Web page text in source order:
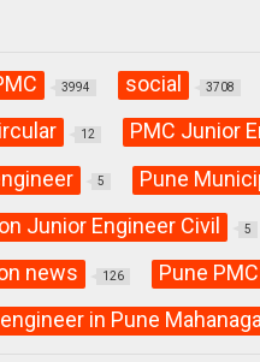
3994 social 3708
12 PMC Junior
5 Pune
Junior Engineer Civil 5
news 126 Pune
in Pune